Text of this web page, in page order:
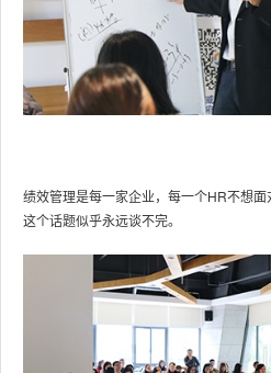
绩效管理是每一家企业，每一个HR不想
这个话题似乎永远谈不完。